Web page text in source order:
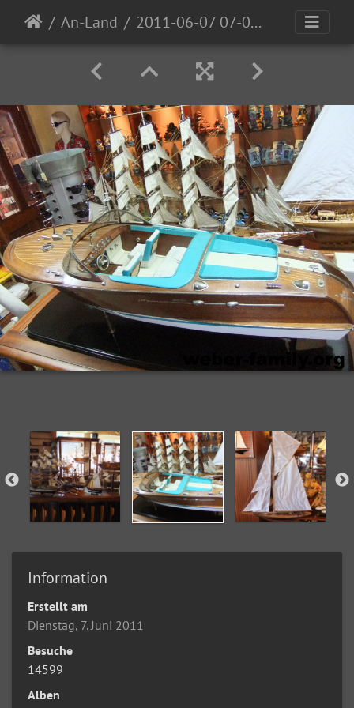
An-Land 2011-06-07 07-05-52
Information
Erstellt am
Dienstag, 7. Juni 2011
Besuche
14599
Alben